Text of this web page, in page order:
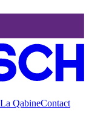
La QabineContact